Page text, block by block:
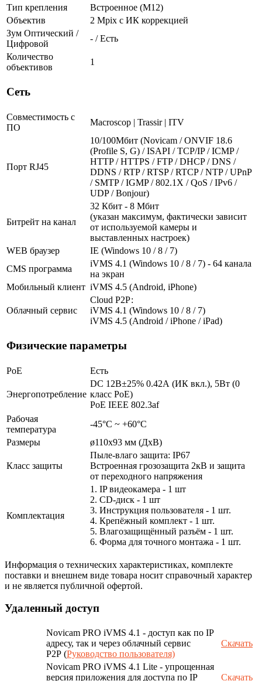
Тип крепления
Встроенное (М12)
Объектив
2 Mpix c ИК коррекцией
Зум Оптический /
Цифровой
- / Есть
Количество
объективов
1
Сеть
Совместимость с
ПО
Macroscop | Trassir | ITV
Порт RJ45
10/100Мбит (Novicam / ONVIF 18.6
(Profile S, G) / ISAPI / TCP/IP / ICMP /
HTTP / HTTPS / FTP / DHCP / DNS /
DDNS / RTP / RTSP / RTCP / NTP / UPnP
/ SMTP / IGMP / 802.1X / QoS / IPv6 /
UDP / Bonjour)
Битрейт на канал
32 Кбит - 8 Мбит
(указан максимум, фактически зависит
от используемой камеры и
выставленных настроек)
WEB браузер
IE (Windows 10 / 8 / 7)
CMS программа
iVMS 4.1 (Windows 10 / 8 / 7) - 64 канала
на экран
Мобильный клиент iVMS 4.5 (Android, iPhone)
Облачный сервис
Cloud Р2Р:
iVMS 4.1 (Windows 10 / 8 / 7)
iVMS 4.5 (Android / iPhone / iPad)
Физические параметры
PoE Есть
Энергопотребление
DC 12В±25% 0.42А (ИК вкл.), 5Вт (0
класс PoE)
PoE IEEE 802.3af
Рабочая
температура
-45°С ~ +60°С
Размеры
ø110х93 мм (ДхВ)
Класс защиты
Пыле-влаго защита: IP67
Встроенная грозозащита 2кВ и защита
от переходного напряжения
Комплектация
1. IP видеокамера - 1 шт
2. СD-диск - 1 шт
3. Инструкция пользователя - 1 шт.
4. Крепёжный комплект - 1 шт.
5. Влагозащищённый разъём - 1 шт.
6. Форма для точного монтажа - 1 шт.
Информация о технических характеристиках, комплекте
поставки и внешнем виде товара носит справочный характер
и не является публичной офертой.
Удаленный доступ
Novicam PRO iVMS 4.1 - доступ как по IP
адресу, так и через облачный сервис
P2P (Руководство пользователя)
Скачать
Novicam PRO iVMS 4.1 Lite - упрощенная
версия приложения для доступа по IP
Скачать